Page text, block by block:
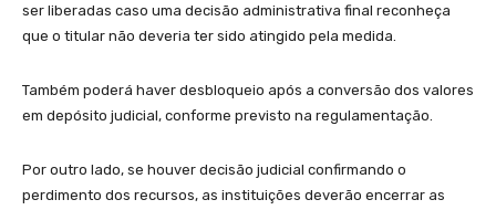
ser liberadas caso uma decisão administrativa final reconheça
que o titular não deveria ter sido atingido pela medida.
Também poderá haver desbloqueio após a conversão dos valores
em depósito judicial, conforme previsto na regulamentação.
Por outro lado, se houver decisão judicial confirmando o
perdimento dos recursos, as instituições deverão encerrar as